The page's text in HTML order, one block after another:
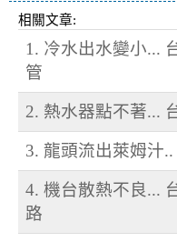
相關文章:
1. 冷水出水變小...
管
2. 熱水器點不著...
3. 龍頭流出萊姆汁
4. 機台散熱不良...
路